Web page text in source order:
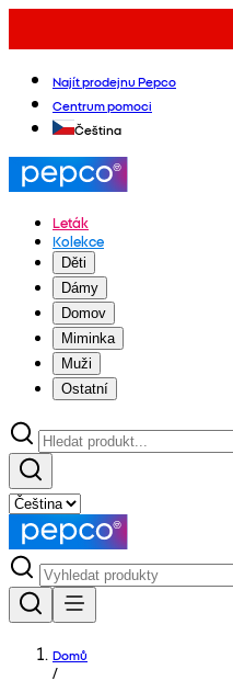
Najít prodejnu Pepco
Centrum pomoci
Čeština
Leták
Kolekce
Děti
Dámy
Domov
Miminka
Muži
Ostatní
Domů
/